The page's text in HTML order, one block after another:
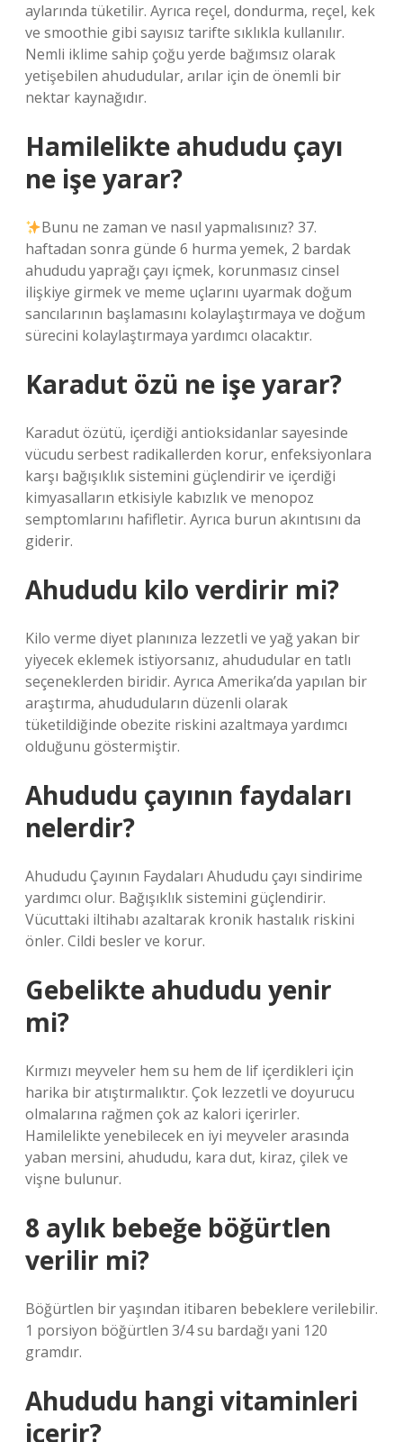
aylarında tüketilir. Ayrıca reçel, dondurma, reçel, kek
ve smoothie gibi sayısız tarifte sıklıkla kullanılır.
Nemli iklime sahip çoğu yerde bağımsız olarak
yetişebilen ahududular, arılar için de önemli bir
nektar kaynağıdır.
Hamilelikte ahududu çayı
ne işe yarar?
Bunu ne zaman ve nasıl yapmalısınız? 37.
haftadan sonra günde 6 hurma yemek, 2 bardak
ahududu yaprağı çayı içmek, korunmasız cinsel
ilişkiye girmek ve meme uçlarını uyarmak doğum
sancılarının başlamasını kolaylaştırmaya ve doğum
sürecini kolaylaştırmaya yardımcı olacaktır.
Karadut özü ne işe yarar?
Karadut özütü, içerdiği antioksidanlar sayesinde
vücudu serbest radikallerden korur, enfeksiyonlara
karşı bağışıklık sistemini güçlendirir ve içerdiği
kimyasalların etkisiyle kabızlık ve menopoz
semptomlarını hafifletir. Ayrıca burun akıntısını da
giderir.
Ahududu kilo verdirir mi?
Kilo verme diyet planınıza lezzetli ve yağ yakan bir
yiyecek eklemek istiyorsanız, ahududular en tatlı
seçeneklerden biridir. Ayrıca Amerika’da yapılan bir
araştırma, ahududuların düzenli olarak
tüketildiğinde obezite riskini azaltmaya yardımcı
olduğunu göstermiştir.
Ahududu çayının faydaları
nelerdir?
Ahududu Çayının Faydaları Ahududu çayı sindirime
yardımcı olur. Bağışıklık sistemini güçlendirir.
Vücuttaki iltihabı azaltarak kronik hastalık riskini
önler. Cildi besler ve korur.
Gebelikte ahududu yenir
mi?
Kırmızı meyveler hem su hem de lif içerdikleri için
harika bir atıştırmalıktır. Çok lezzetli ve doyurucu
olmalarına rağmen çok az kalori içerirler.
Hamilelikte yenebilecek en iyi meyveler arasında
yaban mersini, ahududu, kara dut, kiraz, çilek ve
vişne bulunur.
8 aylık bebeğe böğürtlen
verilir mi?
Böğürtlen bir yaşından itibaren bebeklere verilebilir.
1 porsiyon böğürtlen 3/4 su bardağı yani 120
gramdır.
Ahududu hangi vitaminleri
içerir?